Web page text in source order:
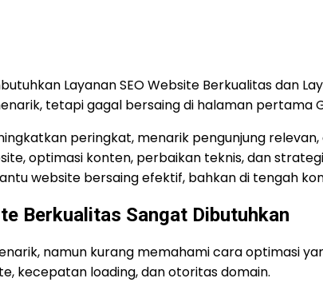
Layanan SEO Website Berkualitas dan
tetapi gagal bersaing di halaman pertama
peringkat, menarik pengunjung
optimasi konten, perbaikan teknis, dan
website bersaing efektif, bahkan di tengah
Berkualitas Sangat Dibutuhkan
namun kurang memahami cara optimasi
kecepatan loading, dan otoritas domain.